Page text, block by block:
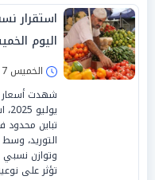
استقرار
اليوم الخميس 17
الخميس 17/يوليو/2025 - 09:15 ص
تباين
التوريد،
وتوازن
تؤثر على